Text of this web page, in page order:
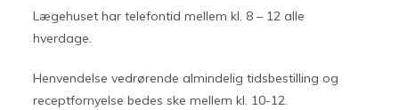
Lægehuset har telefontid mellem kl. 8 – 12 alle
hverdage.
Henvendelse vedrørende almindelig tidsbestilling og
receptfornyelse bedes ske mellem kl. 10-12.